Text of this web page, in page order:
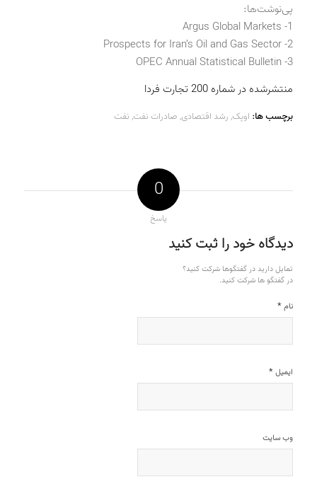
پی‌نوشت‌ها:
1- Argus Global Markets
2- Prospects for Iran’s Oil and Gas Sector
3- OPEC Annual Statistical Bulletin
منتشرشده در شماره 200 تجارت فردا
برچسب ها: اوپک,رشد اقتصادی,صادرات نفت,نفت
0
پاسخ
دیدگاه خود را ثبت کنید
تمایل دارید در گفتگوها شرکت کنید؟
در گفتگو ها شرکت کنید.
نام *
ایمیل *
وب‌ سایت